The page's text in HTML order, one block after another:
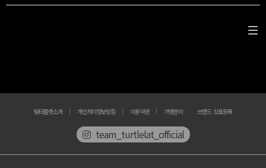
팀터틀랫소개 개인처리정보방침 이용약관 가맹문의 브랜드 상표등록
team_turtlelat_official